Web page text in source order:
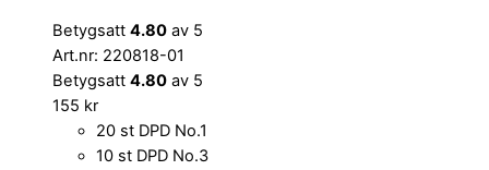
Betygsatt 4.80 av 5
Art.nr: 220818-01
Betygsatt 4.80 av 5
155 kr
20 st DPD No.1
10 st DPD No.3